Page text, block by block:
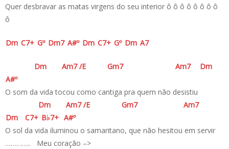
Quer desbravar as matas virgens do seu interior ô ô ô ô ô ô ô ô
ô
Dm C7+ Gº Dm7 A#º Dm C7+ Gº Dm A7
Dm Am7/E Gm7 Am7 Dm
A#º
O som da vida tocou como cantiga pra quem não desistiu
Dm Am7/E Gm7 Am7
Dm C7+ B♭7+ A#º
O sol da vida iluminou o samaritano, que não hesitou em servir
………….. Meu coração –>